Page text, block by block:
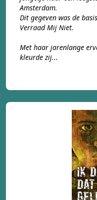
Amsterdam.
Dit gegeven was de
Verraad Mij Niet.
Met haar jarenlange
kleurde zij...